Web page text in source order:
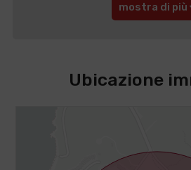
mostra di più
Ubicazione